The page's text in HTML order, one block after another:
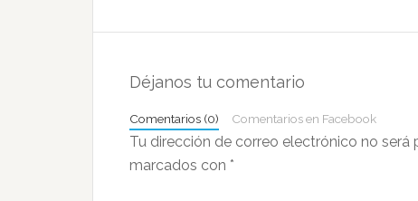
con
lectores
Déjanos tu comentario
Comentarios (0) Comentarios en Facebook
Tu dirección de correo electrónico no será
marcados con *